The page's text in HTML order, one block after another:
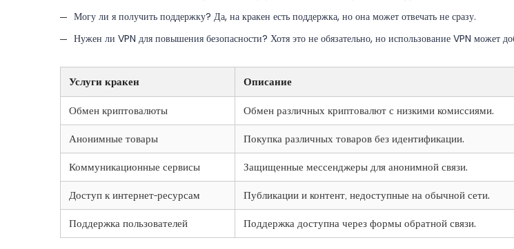
Могу ли я получить поддержку? Да, на кракен есть поддержка, но она может отвечать не сразу.
Нужен ли VPN для повышения безопасности? Хотя это не обязательно, но использование VPN может
Услуги кракен Описание
Обмен криптовалюты Обмен различных криптовалют с низкими комиссиями.
Анонимные товары Покупка различных товаров без идентификации.
Коммуникационные сервисы Защищенные мессенджеры для анонимной связи.
Доступ к интернет-ресурсам Публикации и контент, недоступные на обычной сети.
Поддержка пользователей Поддержка доступна через формы обратной связи.